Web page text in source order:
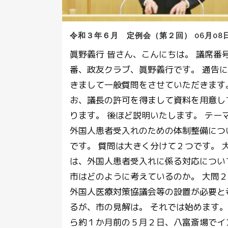
令和３年６月 定例会（第２回） 06月08
眞野義行 皆さん、こんにちは。 議席番号３番、政友クラブ、眞野義行です。 通告に基づきまして一般質問をさせていただきます。 なお、議長の許可を得まして資料を用意しております。 後ほど説明いたします。 テーマは、外国人患者受入れのための体制整備についてです。 質問は大きく分けて２つです。 大問１は、外国人患者受入れに係る対応について、市はどのように考えているのか。 大問２は、外国人医療対策協議会等の設置が必要と考えるが、市の見解は。 それでは始めます。 今から約１か月前の５月２日、八富斎場でインド人女性の火葬式に参列しました。 インドからアメリカへ向かうインド人の母親と息子さん。 成田空港での乗換えで飛行機待ちの間にお母さんがめまいを起こし、成田赤十字病院に救急搬送。 診断の結果、エコノミー症候群と判明しましたが、治療のかいもなく４月30日にお亡くなりになりました。 様々な経緯から、私はこの方の火葬まで関わることになったのですが、成田赤十字病院、成田市役所、葬儀屋、火葬場などと連携、交渉を行いました。 成田赤十字病院の国際診療科の医師は英語が話せる葬儀屋を探し、その葬儀屋がアメリカ大使館に連絡をし、その結果、５月２日の午前中に火葬式が実現し、夕方の特別便でアメリカに飛び立つことができました。 寄る予定のなかった日本で母親が入院し、そのままお亡くなりになり、お骨にしてアメリカに持っていかなければならなくなった息子さんは、言葉が分からず、すべきことも分からず、悲しむ暇もないままアメリカに旅立ちました。 国際空港を抱えた都市にはこういう問題が起きるということを、そしてその対応が本当に大変であるということを、身をもって知ることができました。 もし、この息子さんが英語を話せない方だったら、この特別便に間に合ったかどうか。 そういう意味では、彼は不幸中の幸いだったと言えます。 ところで、葬儀屋の請求額は40万円を超えていました。 私はその高額さに驚いて相談すると、英語の通訳、文書作成、市役所までの同行、その後空港まで付添いをされるということだったので、決して高額とは言えない金額であるとも思いました。 状況を考慮し、結局かなり請求金額は下がりました。 病院の費用については、ＩＣＵ入院治療で100万円を超えました。 日本の公的医療保険を有していないために、このような高額請求が発生したのです。 旅行者にとって支払える金額ではありません。 まして、単なるトランジットだったのですから。 この１週間後、治療にあたられた成田赤十字病院の先生から連絡が入りました。 外国人患者及び外国人医療費問題についてお話がしたいと。 私も、今回のことでこの問題に関心を持ったので、すぐにお目にかかることにしました。 また、母親を亡くしたインド人の息子さんが、医療費をきちんと支払えたかどうかも気になっていたので。 結局、葬儀屋さんと成田赤十字病院に支払われた金額は総額で約35万円、アメリカに到着後支払うという約束でしたが、今も支払いはありません。 海外旅行保険に加入していなかったようです。 成田赤十字病院の未収金額は約100万円です。 さて、一口に外国人患者といっても、異なる３つのタイプがあります。 １、日本で暮らす資格を持っている在留外国人患者、２、医療目的で日本の医療機関を受診する外国人患者、３、日本滞在中に病気やけがで治療が必要となった訪日外国人旅行者患者の３つです。 １番目の在留外国人患者の場合は、日本の公的医療保険に加入していることから、日本の医療文化や医療習慣を一定程度理解しています。 しかしながら、様々な理由で公的医療保険に加入していない、またはできない在留外国人の方もいます。 彼らが大きな病気やけがで医療機関にかかるともちろん10割負担になり、場合によっては100万円以上の高額な支払いが生じます。 さらに、健康保険がない外国人に対しては、200％の診療費を請求する病院もあるので請求額はさらに高額になり、未払いが生じます。 ２番目の、医療目的で日本の医療機関を受診する外国人患者とは、2011年に制定された医療滞在ビザを有して訪日する外国人患者及び同伴者のことです。 最長３年の滞在が可能で、治療・健診のほかに美容・健康増進、そういった目的でも医療滞在ビザは発行されます。 したがって、ここでいう外国人患者とは、主に海外の富裕層の方々を指します。 昨年、議員団で開業前に視察した国際医療福祉大学成田病院のホテルのような個室は、こういった外国人をターゲットにしています。 こうした動きは医療ツーリズムと呼ばれ、富裕層の間では認知度が高く、世界的にかなりな広がりを見せています。 ３番目の、訪日外国人旅行者患者は、訪日同行者のみならず単に乗換えのために空港やホテルにいる間にエコノミー症候群などで体調が急変し、救急搬送される外国人旅行者も含みます。 2019年、観光庁が行った、訪日外国人旅行者の訪日中の不慮のけがや病気の医療費をカバーする保険の加入状況等に関してのアンケートでは、約74％の方が旅行保険に加入しているという結果が出ました。 逆に言えば約26％、実に４人に１人が傷病に対して無防備な状態で訪日しているということになります。 この26％の訪日外国人が患者になると、１番目の公的健康保険に加入していない在留外国人と同様の医療費未払いという、深刻な問題が生じる可能性があります。 以上のことから、外国人患者受入れには様々な対応が必要となります。 ここで１つ目の質問をします。 外国人患者受入れに係る対応について、市はどのように考えているのでしょうか。 さて、ここでお手元の資料１をご覧ください。 成田赤十字病院外国人患者数の推移です。 患者数は延べ人数になっています。 平成29年、2017年に国際診療科が開設されてからのデータです。 国際診療科とは、以前より外国人患者を多数受け入れてきた成田赤十字病院が、今後さらに増えていく外国人患者に対して安心して受診、療養できるよう、またスタッフも不安なく医療を提供できるように新設した科です。 医療通訳、翻訳サービスなどのみならず、外国人患者の診療や保険の問題、帰国に関するサポートなど、国際医療に関連して院内で生じる様々な問題の窓口となっています。 このデータを見ると、令和２年度には延べ外国人患者数が5,324人にまで増加していることが分かります。 コロナ禍ですので在留外国人の増加が要因ですが、この４年間の国際診療科の人道的な対応が患者増につながっているのだと思います。 さて、このデータの令和元年度の4,701人の延べ患者数について説明します。 実質患者数は3,770人、そのうち在留外国人は3,354人、訪日外国人は416人。 この416人は短期滞在資格（観光等）で在留しているため、日本の公的保険に加入していません。 この年の成田赤十字病院の未収金額総額は１億436万7,400円です。 内訳は日本人未収金額約8,300万円、外国人未収金額約2,100万円。 外国人未収金額の内訳としては、在留外国人の未収金額が約1,500万円、訪日外国人の未収金額が12人で約600万円となっています。 訪日外国人の例を２つ紹介します。 Ａさんは、入国後、成田空港から救急搬送され、数日ＩＣＵで治療後に死亡。 発生した医療費は162万7,953円、うち支払われた金額は18万7,933円。 Ｂさんは旅行者で、国内旅行を終え帰国直前に救急搬送され、数日ＩＣＵで治療後、死亡。 発生した医療費は445万7,051円、うち支払われた金額は約80万円。 どちらも分割払いの誓約書を書いてもらっていましたが、退院、帰国後に電話やメールで督促するも、一度も支払われていません。 このケースは、まさに私が関わったものと同じです。 裁判を起こしたとしても、日本の判決は海外では有効にならないので、実質意味がありません。 日本に財産があれば、その差押えもできますが、旅行者なので差し押さえる財産もありません。 つまり、病院の医療かかり逃げという、言葉は悪いですが形になってしまいます。 では、こういった医療費不払いのリスクを抱えた外国人の診療を、医療機関は拒否できるのでしょうか。 それはできません。 医師法により、治療を求める患者がいる限り医師は診療を拒否することができず、必ず治療に応じなければならないという、応召義務が発生するからです。 赤十字という社会的責任を負う成田赤十字病院が、お金を払えそうにないからといって診療拒否などできず、まして、空港から救急で搬送された外国人の診療拒否などできるはずはありません。 ここで、資料１の裏面をご覧ください。 これは、空港内急病人搬送先医療機関一覧です。 警防課で過去５年に遡って調べてくれました。 このデータは日本人と外国人合計の搬送人数です。 空港内での外国人救急搬送の際には、総務省消防庁が推奨している14か国、15言語に対応している救急隊員用多言語音声翻訳アプリ「救急ボイストラ」を使用することで、成田市もこれまで大きな混乱もなく外国人を搬送できているそうです。 しかしながら、搬送先の医療現場では多言語化に対応し切れていないことが実情です。 上位３つの医療機関に、この多言語化についての聞き取り調査を行いましたが、やはり通訳または外国語対応医療ソーシャルワーカーなどの整備が追いついていないということでした。 診療費未払い問題とともに、この医療通訳者の確保・育成も大きな課題となっています。 医療現場の負担を軽減するためにも、訪日外国人旅行者に直接関わるＮＡＡ、各空港会社、消防、医療機関、そして通訳人材確保に関わる国際交流協会などの機関が一堂に会する必要性が生じていると思います。 そこで、２つ目の質問です。 外国人医療対策協議会等の設置が必要と考えるが、市はどのようにお考えですか。 以上で壇上からの質問を終わります。 雨宮真吾 議長 小泉市長。 〔市長 小泉一成君登壇〕 ◎市長（小泉一成君） 眞野議員の、外国人患者受入れのための体制整備についてのご質問にお答えいたします。 まず、外国人患者受入れに係る対応について、市はどのように考えているのかとのことでありますが、昨年は新型コロナウイルス感染症の影響により訪日外国人旅行者数は大きく減少し、在留外国人数についても減少しておりますが、我が国における訪日外国人旅行者数及び在留外国人数は近年増加傾向にあり、本市における外国人住民も増加しております。 このような中、国では平成30年６月に、訪日外国人に対する適切な医療等の確保に向けた総合対策を取りまとめ、日本を訪れる旅行者が医療を必要とする場合に備え、安心・安全に医療を受けられる環境を整えることとしております。 また、訪日外国人に対する取組に加え、在留外国人につきましても、外国人材の受入れ、共生のための総合的対応策を取りまとめ、全ての居住圏における外国人患者が、安心して受診できる体制の整備を進めることとしております。 さらに、外国人患者の受入れ体制に係るニーズなどは都道府県ごとに異なり、優先課題も大きなばらつきがあると考えられ、増加が続く外国人患者を単独医療機関で受け入れるには限界があることから、医療機関に対する支援とともに地域での受入れ体制への支援が重要とされ、都道府県単位の外国人患者受入れ体制整備に対する支援が進められております。 本市では、市内医療機関における外国人患者の受入れ状況などにつきましては把握しておりませんが、国際医療福祉大学成田病院においては現在４か国語に対応し、患者の受入れを行っているところであり、成田赤十字病院においても、平成29年度に国際診療科を開設するなど、体制の整備及び充実が図られているところであります。 また、市のホームページにおいて、市内医療機関の掲載と併せて多言語対応が可能な県内医療機関などの情報が掲載されている「ちば医療なび」を紹介することで、外国人住民が外国語の対応が可能な医療機関などを検索するための一助となるよう、対応しているところであります。 外国人患者の受入れにつきましては、言語への対応や医療費の未払いなどの課題もあると認識しており、国や県での広域の医療体制の整備が必要であると考えておりますので、今後も動向を注視するとともに、外国人患者が必要とする情報の提供を図ってまいります。 次に、外国人医療対策協議会等の設置が必要と考えるが、市の見解はとのことでありますが、国では、訪日外国人に対する適切な医療等の確保に向けた総合対策において、外国人患者が直面する様々な課題に対して幅広く検討することができるよう、行政機関、医療機関に加えて外国人患者受入れ体制整備に関連する関係機関を集めた協議の場を設置することを推奨しております。 外国人医療対策協議会等の設置につきましては、都道府県に設置が求められておりますが、現在までのところ千葉県では設置されておりませんので、今後設置された場合につきましては、本市においても必要に応じて協力をしてまいりたいと考えております。 雨宮真吾 議長 眞野議員。 眞野義行 ご答弁ありがとうございました。 それでは、質問席より質問を続けます。 ここで、東京にある国立の国際医療研究センター病院のホームページを紹介します。 日本の健康保険資格を有していない外国人患者の、診療報酬の請求についての告知です。 「①海外在住で日本の健康保険資格を有しておらず、治療目的のために来日し、当院を受診した場合は、受け入れ準備および事務作業等に必要な業務量を考慮し、診療報酬点数１点につき30円を請求いたします。 」つまり、受診をすれば通常の３倍の診療費がかかるということです。 「②今、日本にいて、日本の健康保険資格を有しておらず、上記①以外で当院を受診した場合は、診療報酬点数１点につき20円を請求いたします。 」つまり、２倍の診療費が発生するということです。 一体、なぜこのような告知をするのでしょうか。 理由は、日本の高度な医療を受けて診療費を払わず、そのまま母国へ帰ってしまうという、そういった悪質な外国人がいるからです。 先ほど説明した、医療ツーリズムで訪日する富裕層とは明らかに異なります。 また、１点につき20円を請求することとともに、事前に医療費が高額になることを知らせておき、前払い制度であることを告知しておけば、医師の応召義務に反することなく、診療費を払わない外国人の受診拒否ができるからです。 この対策は、未払い問題を回避するために有効で、厚生労働省も認めています。 これらは、病院経営上必要な措置であると言えます。 さて、ここで成田赤十字病院の例を紹介します。 赤十字病院でも、診療点数については度重なる討議がありました。 しかしその結果、国際診療科開設の本来の目的に準じ、その道義的責任から１点につき10円で診療を行うことになりました。 つまり、日本人と同等の診療費です。 空港周辺の医療機関がそれぞれの事情で個別対応になることは仕方がないことですが、特に救急搬送された訪日外国人患者に対する対応が、病院ごとに異なるということになると、訪日外国人にとって安心・安全な都市であると言えない可能性があります。 そこで質問します。 国の示す、日本を訪れる旅行者が医療を必要とする場合に備え、安心・安全に医療を受けられる環境を整えるとは、具体的にどういったものを想定しているのでしょうか。 お答え願います。 雨宮真吾 議長 高橋健康こども部長。 ◎健康こども部長（高橋一夫君） 国では、訪日外国人に対する適切な医療等の確保に向けた総合対策において、外国人観光客自身の適切な費用負担を前提に、予期せぬけがの際、不安を感じることなく医療等を受けられ、安全に帰国できる仕組みを構築するとしております。 具体的には、可能な限り多くの外国人観光客の加入を目指した旅行保険への加入勧奨に取り組むことや、観光の振興に主体的に取り組む地域ごとの多様な関係者の連携による環境整備を国として支援するなどとされております。 以上でございます。 雨宮真吾 議長 眞野議員。 眞野義行 ありがとうございます。 ご答弁のとおり、未払い問題が発生しないためには、訪日外国人が自己責任で海外旅行保険に加入することが極めて当たり前、かつ大切なことだと思います。 観光の振興に主体的に取り組む地域ごとの多様な関係者の連携による環境整備も必要不可欠なことになっていくと思います。 さて、皆さんは成田市内在住の小学生Ｏ君のことをご存じでしょうか。 昨年、体に大きな疾患が見つかり、千葉大学医学部附属病院で手術を受けました。 放置しておけば確実に命に関わる問題でした。 最初は成田赤十字病院に相談があったのですが、そのときに病院では、難民申請中の親子は健康保険に加入できておらず、このまま日本で手術を受ければ極めて高額な費用が発生すると。 そこで、ぜひ母国に帰国して手術を受けることを勧めました。 しかし、難民として日本に逃れてきたので帰国をすると逮捕されてしまうと、殺されてしまうということから帰国を拒否。 その後、幾つかの経緯を経て、結局千葉大学医学部附属病院で手術ということになりました。 手術は無事成功しましたが、この親子には多額の未払い金が生じました。 総額626万4,550円です。 毎月３万円、18年をかけて返済していかなければなりません。 公津の杜にあるカトリック成田教会では、日本語補助教員を行っていらっしゃる方の呼びかけもあって、Ｏ君のための募金活動がありました。 日本人と多くの外国人信者の皆さんが寄附をして、３週間で33万4,479円が集まりました。 しかし、彼はこの先非常に重い十字架を背負って生きていかなければなりません。 ところで、保険未加入者に対する救済措置として、無料低額診療制度というものがあります。 生活保護受給者でない方で低所得者、要保護者、ホームレス、ＤＶ被害者、短期滞在の外国人、不法滞在者、旅行者など、生計困難者が対象になっています。 しかしながら、それを実施している医療機関または医療法人が少ないのが現実です。 東京には無料低額診療で受診できる病院がたくさんあり、メディカルソーシャルワーカーのグループが、外国人で医療費が払えない方々に無料低額診療で受診できるよう取組をしてくれています。 千葉県は、無料低額診療事業を行っている病院が少ないことに加えて、成田市には無料低額診療制度を持つ病院がありません。 こういった問題を、国際都市を標榜する成田市が放っておいてよいのでしょうか。 外国人患者受入れのための体制整備は、これからの成田市の発展には欠かすことのできないものだと思います。 そこで、最後の質問をします。 外国人患者が必要とする情報提供を図ってまいりますとのお答えでしたが、市は、具体的にはどのような情報提供を想定しているのでしょうか、お願いします。 雨宮真吾 議長 高橋健康こども部長。 ◎健康こども部長（高橋一夫君） 具体的な情報提供といたしましては、市長よりご答弁申し上げましたとおり、市のホームページにおいて、市内医療機関の掲載と併せて多言語対応が可能な県内医療機関などの情報が掲載されている「ちば医療なび」を紹介することや、13言語で様々な相談について受け付けている成田市外国人総合相談窓口を案内するなど、外国人患者の方が必要とする情報の提供を図ってまいります。 以上でございます。 雨宮真吾 議長 眞野議員。 眞野義行 ありがとうございました。 発信する情報が、医療を必要としている人に対応しているかどうかは、今後詳しく検討していく必要がありますが、それにしても、このＯ君を救う手だては成田市にはないのでしょうか。 ここで、日本最大の湿原と国の特別天然記念物のタンチョウ、そして阿寒湖と特別天然記念物のマリモで有名な釧路市の外国人患者の対応を紹介します。 私からの問合せに、１時間かけて全ての経緯と現状を語ってくれました。 それはすばらしい取組でした。 2013年、人口約16万人の釧路市は、釧路市外国人傷病者対応連絡協議会を設立しました。 市役所関係各所、医師会、歯科医師会、薬剤師会、観光コンベンション協会、３つの運輸会社、アジアからの研修生を受け入れている企業、そして国際交流会と連携を図り、外国人の方々に、仕事でも観光でも安心して釧路市を訪れていただけるようにするためです。 そして、その２年後の2015年には、通訳者登録制度を始めました。 現在では延べ100人の登録があるそうです。 外国人医療問題として最初に上がることは言葉の問題です。 これにより、医療機関ごとの個別対応で医療現場にかかっていた負担が軽減され、外国人たちが安心して就労や生活ができることにつながっているそうです。 翌2016年には、電話医療通訳及びビデオ医療通訳「メディフォン」の導入を決めました。 しかし、当初予算は26万円。 十分なサービスを受けられないことは分かっていましたが、外国人医療問題を解決するためには、とにかくやってみるんだという意気込みで始められたそうです。 すると、その取組が国土交通省北海道運輸局の目にとまり、実証実験対象地域として認定されたのです。 この登録者の方々の中で、希望者にはプロの同時通訳者を講師に招き、テクニック、マナー、災害時対応通訳の研修も行っています。 さらに、多言語化する訪日外国人に対応するために、昨年2020年から、市の職員と在留外国人を対象にした易しい日本語の講習会も始めたそうです。 港町である釧路市の取組は、国や北海道の動向を待たずに、自分たちの都市のさらなる発展を目指して始めたことがすばらしく、空の港まち成田も大いに参考になることではないでしょうか。 新型コロナ終息後は、世界中の人流が劇的に活発になることが予想されています。 留学生や実習生が再び増加することは確実です。 感染症対策を含めた安心・安全な都市であることは、渡航先、就労先、留学先を決定する上で重要な選択肢の一つになることは間違いありません。 そのために、外国人であっても安心して地域の医療機関にかかることができるシステムづくりは急務となると思います。 そこで、私は４つの提案をします。 一つ、通訳人材バンクの設立。 例えば、教育委員会で現在採用している日本語教育補助員及び有償ボランティアの方は22名、対応言語は９か国語。 さらに英語指導補助教員ＡＬＴは16か国で45名。 対応言語は、出身国で考えた